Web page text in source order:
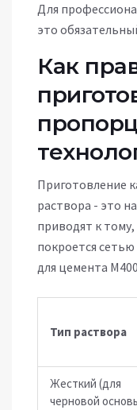
Для
это
Как
Приготовление
раствора - это
приводят к
покроется
для цемента
Тип раствора
Жесткий (для
черновой